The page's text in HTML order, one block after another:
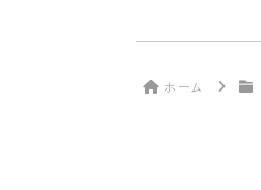
ホーム